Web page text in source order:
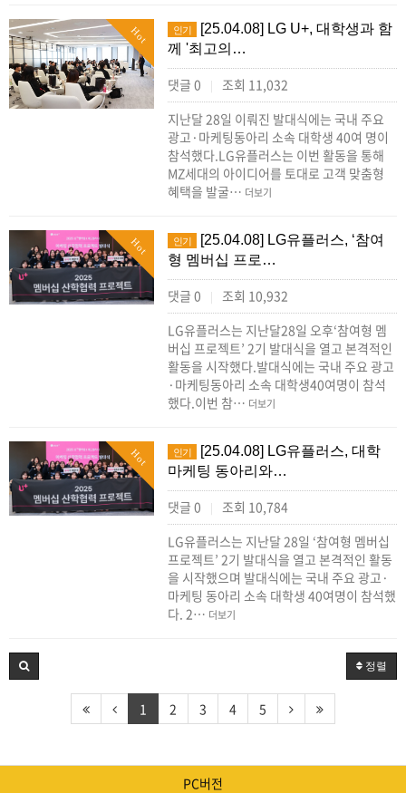
Hot 인기
[25.04.08] LG U+, 대학생과 함
께 '최고의…
댓글 0 |
조회 11,032
지난달 28일 이뤄진 발대식에는 국내 주요
광고·마케팅동아리 소속 대학생 40여 명이
참석했다.LG유플러스는 이번 활동을 통해
MZ세대의 아이디어를 토대로 고객 맞춤형
혜택을 발굴… 더보기
Hot 인기
[25.04.08] LG유플러스, ‘참여
형 멤버십 프로…
댓글 0 |
조회 10,932
LG유플러스는 지난달28일 오후‘참여형 멤
버십 프로젝트’ 2기 발대식을 열고 본격적인
활동을 시작했다.발대식에는 국내 주요 광고
·마케팅동아리 소속 대학생40여명이 참석
했다.이번 참… 더보기
Hot 인기
[25.04.08] LG유플러스, 대학
마케팅 동아리와…
댓글 0 |
조회 10,784
LG유플러스는 지난달 28일 ‘참여형 멤버십
프로젝트’ 2기 발대식을 열고 본격적인 활동
을 시작했으며 발대식에는 국내 주요 광고·
마케팅 동아리 소속 대학생 40여명이 참석했
다. 2… 더보기
정렬
1 2 3 4 5
PC버전